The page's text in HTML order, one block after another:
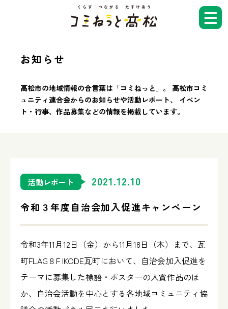
お知らせ
広報紙
地域コミュニティ検索
高松市コミュニティ連合会と
は？
お知らせ
高松市の地域情報の合言葉は「コミねっと」。
高松市コミ
ュニティ連合会からのお知らせや活動レポート、
イベン
ト・行事、作品募集などの情報を掲載しています。
活動レポート 2021.12.10
令和３年度自治会加入促進キャンペーン
令和3年11月12日（金）から11月18日（木）まで、瓦
町FLAG８F IKODE瓦町において、自治会加入促進を
テーマに募集した標語・ポスターの入賞作品のほ
か、自治会活動を中心とする各地域コミュニティ協